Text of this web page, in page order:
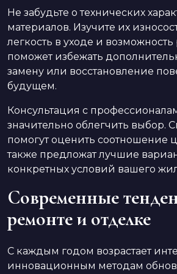
Не забудьте о технических
материалов. Изучите их
легкость в уходе и возможность
поможет избежать
замену или восстановление
будущем.
Консультация с
значительно облегчить выбор.
помогут оценить соотношение
также предложат лучшие
конкретных условий вашего
Современные
ремонте и отделке
С каждым годом возрастает
инновационным методам